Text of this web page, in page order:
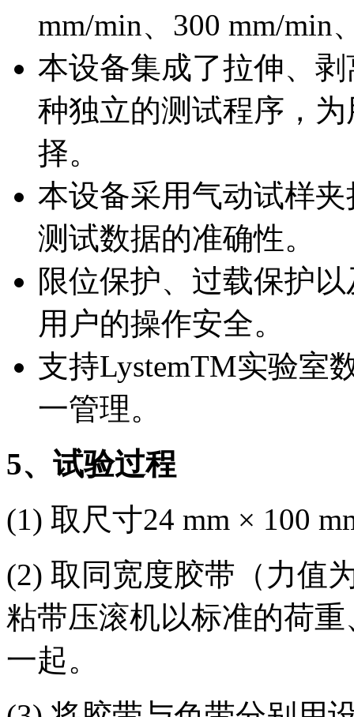
mm/min、300 mm/min
本设备集成了拉伸、
种独立的测试程序，
择。
本设备采用气动试样
测试数据的准确性。
限位保护、过载保护
用户的操作安全。
支持LystemTM实验室
一管理。
5、试验过程
(1) 取尺寸24 mm × 100
(2) 取同宽度胶带（力值
粘带压滚机以标准的荷
一起。